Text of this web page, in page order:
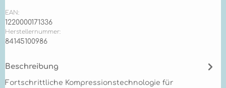
EAN:
1220000171336
Herstellernummer:
84145100986
Beschreibung
Fortschrittliche Kompressionstechnologie für